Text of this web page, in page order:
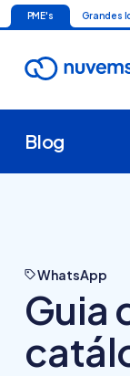
PME's Grandes
Blog
WhatsApp
Guia